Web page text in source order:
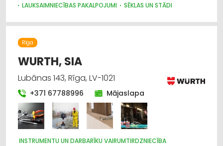
LAUKSAIMNIECĪBAS PAKALPOJUMI
SĒKLAS UN STĀDI
DĀRZA TEHNIKA UN INVENTĀRS
Rīga
WURTH, SIA
Lubānas 143, Rīga, LV-1021
+371 67788996 Mājaslapa
INSTRUMENTU UN DARBARĪKU VAIRUMTIRDZNIECĪBA